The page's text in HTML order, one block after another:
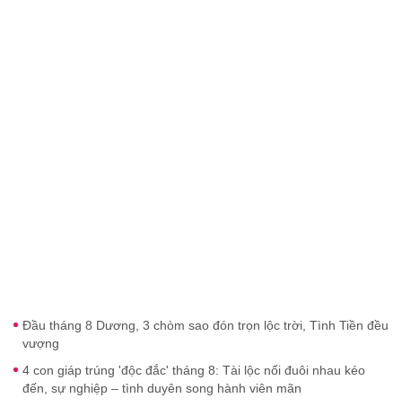
Đầu tháng 8 Dương, 3 chòm sao đón trọn lộc trời, Tình Tiền đều
vượng
4 con giáp trúng 'độc đắc' tháng 8: Tài lộc nối đuôi nhau kéo
đến, sự nghiệp – tình duyên song hành viên mãn